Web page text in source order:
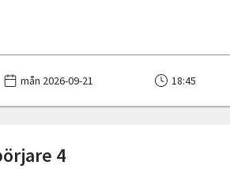
mån 2026-09-21 18:45
4